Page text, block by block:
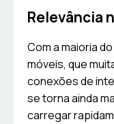
Relevância
Com a maioria
móveis, que
conexões de
se torna ainda
carregar